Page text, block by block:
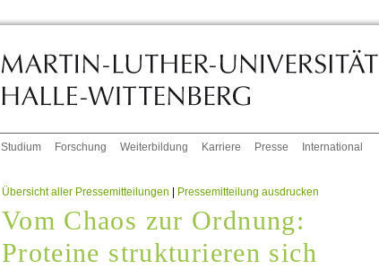
Studium Forschung Weiterbildung Karriere Presse International
Übersicht aller Pressemitteilungen | Pressemitteilung ausdrucken
Vom Chaos zur Ordnung:
Proteine strukturieren sich